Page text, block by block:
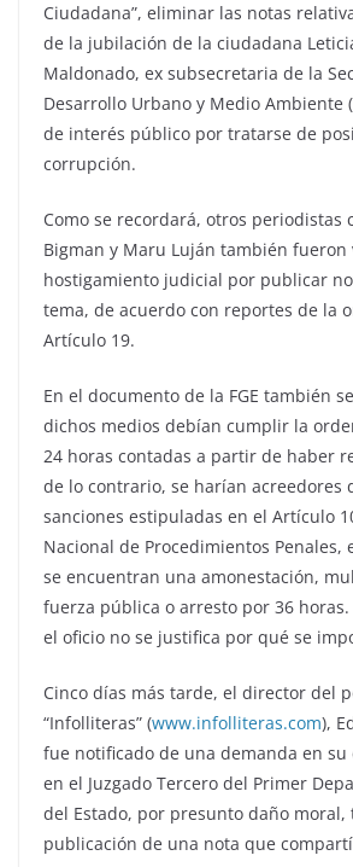
Ciudadana”, eliminar las notas
de la jubilación de la ciudadana
Maldonado, ex subsecretaria de la
Desarrollo Urbano y Medio Ambiente
de interés público por tratarse de
corrupción.
Como se recordará, otros periodistas
Bigman y Maru Luján también fueron
hostigamiento judicial por publicar
tema, de acuerdo con reportes de la
Artículo 19.
En el documento de la FGE también
dichos medios debían cumplir la
24 horas contadas a partir de haber
de lo contrario, se harían acreedores
sanciones estipuladas en el Artículo
Nacional de Procedimientos Penales,
se encuentran una amonestación,
fuerza pública o arresto por 36
el oficio no se justifica por qué se
Cinco días más tarde, el director del
“Infolliteras” (www.infolliteras.com),
fue notificado de una demanda en su
en el Juzgado Tercero del Primer
del Estado, por presunto daño moral,
publicación de una nota que